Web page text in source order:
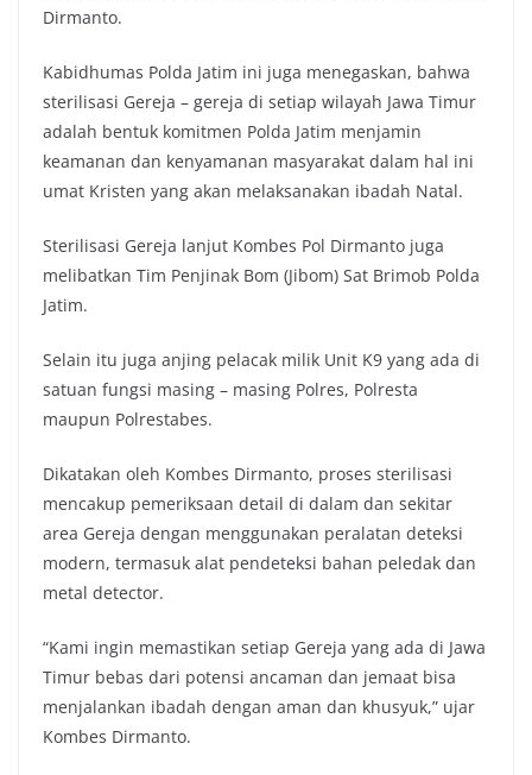
Dirmanto.
Kabidhumas Polda Jatim ini juga menegaskan, bahwa
sterilisasi Gereja – gereja di setiap wilayah Jawa Timur
adalah bentuk komitmen Polda Jatim menjamin
keamanan dan kenyamanan masyarakat dalam hal ini
umat Kristen yang akan melaksanakan ibadah Natal.
Sterilisasi Gereja lanjut Kombes Pol Dirmanto juga
melibatkan Tim Penjinak Bom (Jibom) Sat Brimob Polda
Jatim.
Selain itu juga anjing pelacak milik Unit K9 yang ada di
satuan fungsi masing – masing Polres, Polresta
maupun Polrestabes.
Dikatakan oleh Kombes Dirmanto, proses sterilisasi
mencakup pemeriksaan detail di dalam dan sekitar
area Gereja dengan menggunakan peralatan deteksi
modern, termasuk alat pendeteksi bahan peledak dan
metal detector.
“Kami ingin memastikan setiap Gereja yang ada di Jawa
Timur bebas dari potensi ancaman dan jemaat bisa
menjalankan ibadah dengan aman dan khusyuk,” ujar
Kombes Dirmanto.